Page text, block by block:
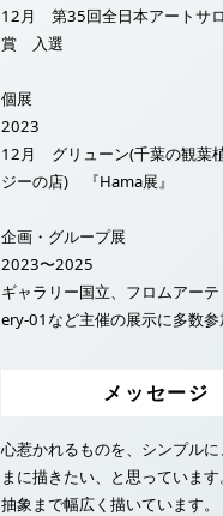
12月 第35回全日本アートサ
賞 入選
個展
2023
12月 グリューン(千葉の観葉
ジーの店) 『Hama展』
企画・グループ展
2023〜2025
ギャラリー国立、フロムアー
ery-01など主催の展示に多数参
メッセージ
心惹かれるものを、シンプルに
まに描きたい、と思っていま
抽象まで幅広く描いています。